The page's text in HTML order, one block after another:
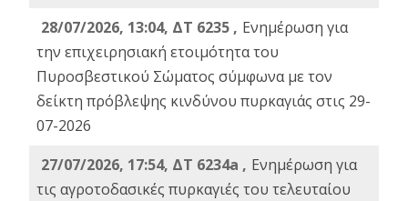
28/07/2026, 13:04, ΔΤ 6235 , Ενημέρωση για
την επιχειρησιακή ετοιμότητα του
Πυροσβεστικού Σώματος σύμφωνα με τον
δείκτη πρόβλεψης κινδύνου πυρκαγιάς στις 29-
07-2026
27/07/2026, 17:54, ΔΤ 6234a , Ενημέρωση για
τις αγροτοδασικές πυρκαγιές του τελευταίου